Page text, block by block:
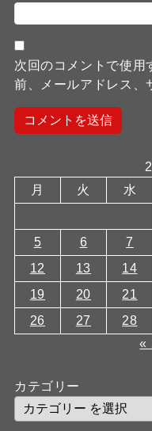
次回のコメントで使用
前、メールアドレス、
月
火 水
5
6 7
12
13 14
19
20 21
26
27 28
«
カテゴリー